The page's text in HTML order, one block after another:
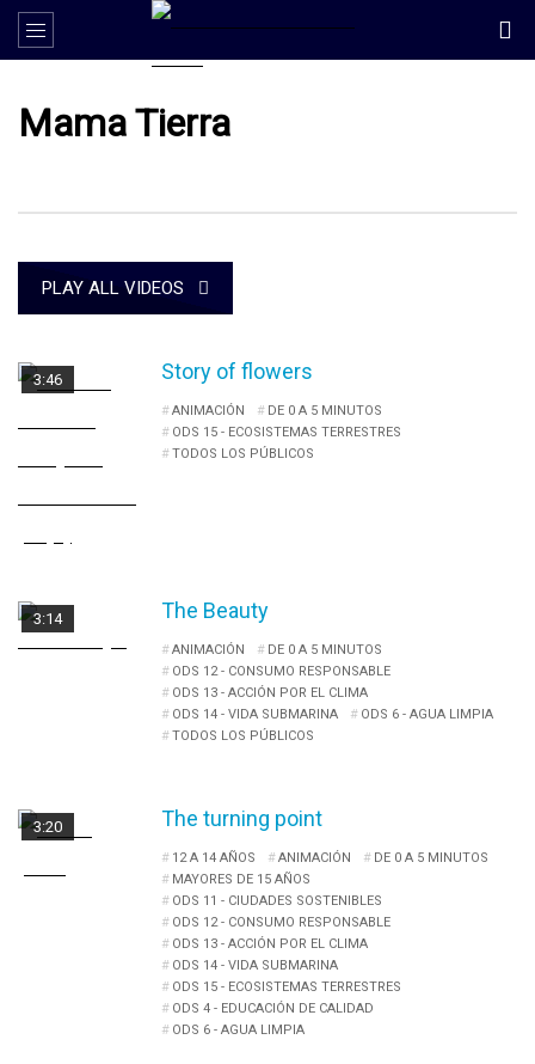
Mama Tierra
PLAY ALL VIDEOS
3:46
ANIMACIÓN
DE 0 A 5 MINUTOS
ODS 15 - ECOSISTEMAS TERRESTRES
TODOS LOS PÚBLICOS
Story of flowers
3:14
ANIMACIÓN
DE 0 A 5 MINUTOS
ODS 12 - CONSUMO RESPONSABLE
ODS 13 - ACCIÓN POR EL CLIMA
ODS 14 - VIDA SUBMARINA
ODS 6 - AGUA LIMPIA
TODOS LOS PÚBLICOS
The Beauty
3:20
12 A 14 AÑOS ANIMACIÓN
DE 0 A 5 MINUTOS
MAYORES DE 15 AÑOS
ODS 11 - CIUDADES SOSTENIBLES
ODS 12 - CONSUMO RESPONSABLE
ODS 13 - ACCIÓN POR EL CLIMA
ODS 14 - VIDA SUBMARINA
ODS 15 - ECOSISTEMAS TERRESTRES
ODS 4 - EDUCACIÓN DE CALIDAD
ODS 6 - AGUA LIMPIA
The turning point